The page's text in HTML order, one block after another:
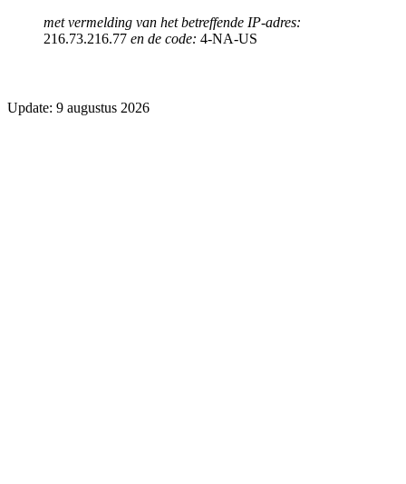
met vermelding van het betreffende IP-adres:
216.73.216.77 en de code: 4-NA-US
Update: 9 augustus 2026